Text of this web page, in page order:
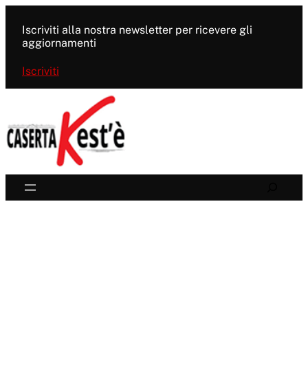
contenuto
Iscriviti alla nostra newsletter per ricevere gli
aggiornamenti
Iscriviti